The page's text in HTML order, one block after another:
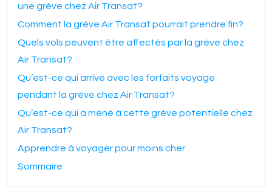
une grève chez Air Transat?
Comment la grève Air Transat pourrait prendre fin?
Quels vols peuvent être affectés par la grève chez
Air Transat?
Qu’est-ce qui arrive avec les forfaits voyage
pendant la grève chez Air Transat?
Qu’est-ce qui a mené à cette grève potentielle chez
Air Transat?
Apprendre à voyager pour moins cher
Sommaire